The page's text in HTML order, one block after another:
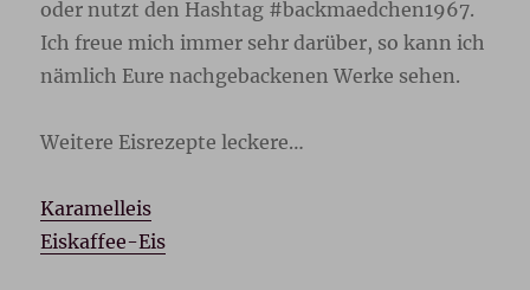
oder nutzt den Hashtag #backmaedchen1967.
Ich freue mich immer sehr darüber, so kann ich
nämlich Eure nachgebackenen Werke sehen.
Weitere Eisrezepte leckere…
Karamelleis
Eiskaffee-Eis